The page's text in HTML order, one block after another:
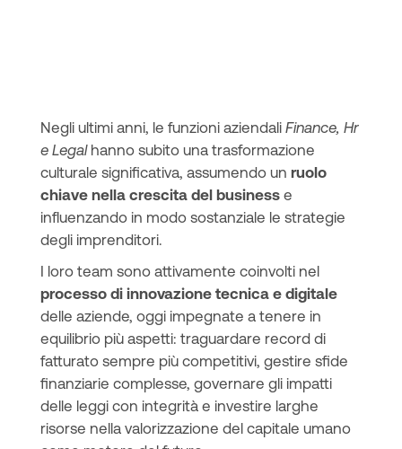
Negli ultimi anni, le funzioni aziendali Finance, Hr
e Legalhanno subito una trasformazione
culturale significativa, assumendo un ruolo
chiave nella crescita del businesse
influenzando in modo sostanziale le strategie
degli imprenditori.
I loro team sono attivamente coinvolti nel
processo di innovazione tecnica e digitale
delle aziende, oggi impegnate a tenere in
equilibrio più aspetti: traguardare record di
fatturato sempre più competitivi, gestire sfide
finanziarie complesse, governare gli impatti
delle leggi con integrità e investire larghe
risorse nella valorizzazione del capitale umano